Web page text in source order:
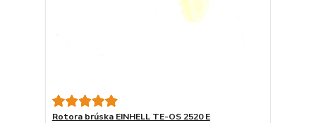
Rotora brúska EINHELL TE-OS 2520 E